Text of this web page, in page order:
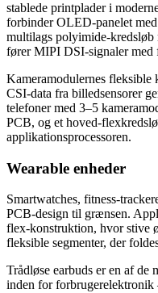
stablede printplader i
forbinder OLED-panelet
multilags polyimide-kredsløb
fører MIPI DSI-signaler med
Kameramodulernes
CSI-data fra billedsensorer
telefoner med 3–5
PCB, og et hoved-
applikationsprocessoren.
Wearable enheder
Smartwatches, fitness-
PCB-design til grænsen.
flex-konstruktion, hvor stive
fleksible segmenter, der
Trådløse earbuds er en af
inden for